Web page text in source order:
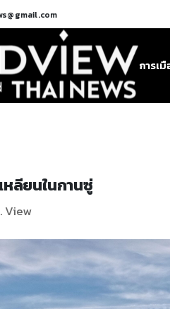
การเ
หลียนในกานซู่
View